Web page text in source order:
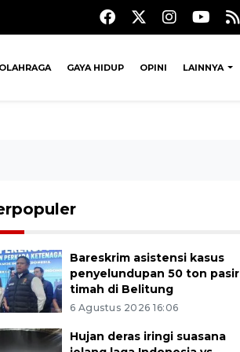
GAYA HIDUP OPINI LAINNYA
Bareskrim asistensi kasus
penyelundupan 50 ton pasir
timah di Belitung
6 Agustus 2026 16:06
Hujan deras iringi suasana